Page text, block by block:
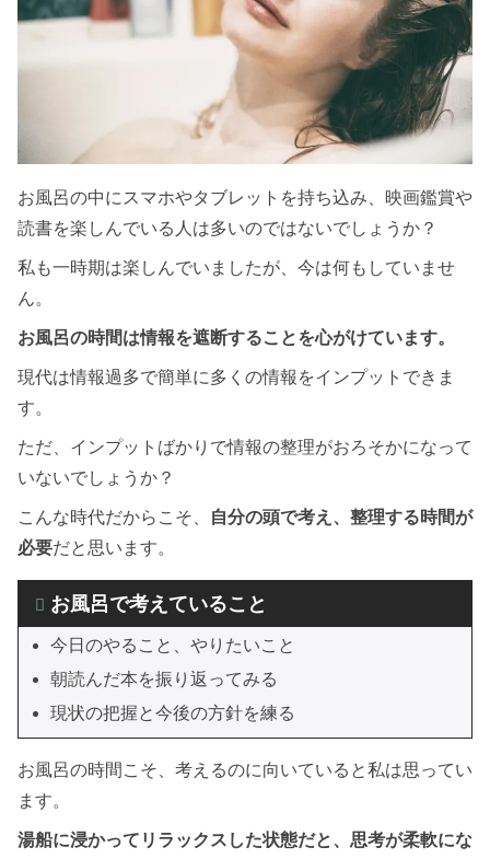
お風呂の中にスマホやタブレットを持ち込み、映画鑑賞や
読書を楽しんでいる人は多いのではないでしょうか？
私も一時期は楽しんでいましたが、今は何もしていませ
ん。
お風呂の時間は情報を遮断することを心がけています。
現代は情報過多で簡単に多くの情報をインプットできま
す。
ただ、インプットばかりで情報の整理がおろそかになって
いないでしょうか？
こんな時代だからこそ、
自分の頭で考え、整理する時間が
必要だと思います。
お風呂で考えていること
今日のやること、やりたいこと
朝読んだ本を振り返ってみる
現状の把握と今後の方針を練る
お風呂の時間こそ、考えるのに向いていると私は思ってい
ます。
湯船に浸かってリラックスした状態だと、思考が柔軟にな